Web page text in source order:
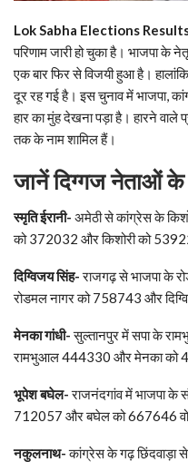
Lok Sabha Elections
परिणाम जारी हो चुका है। भाजपा के
एक बार फिर से विजयी हुआ है।
दूर रह गई है। इस चुनाव में भाजपा,
हार का मुंह देखना पड़ा है। हारने वाले
तक के नाम शामिल हैं।
जानें दिग्गज नेताओं के
स्मृति ईरानी- अमेठी से कांग्रेस के
को 372032 और किशोरी को
दिग्विजय सिंह-राजगढ़ से भाजपा के
रोडमल नागर को 758743 और
मेनका गांधी-सुल्तानपुर में सपा के
रामभुआल 444330 और मेनका को
भूपेश बघेल-राजनंदगांव में भाजपा के
712057 और बघेल को 667646
नकुलनाथ-कांग्रेस के गढ़ छिंदवाड़ा